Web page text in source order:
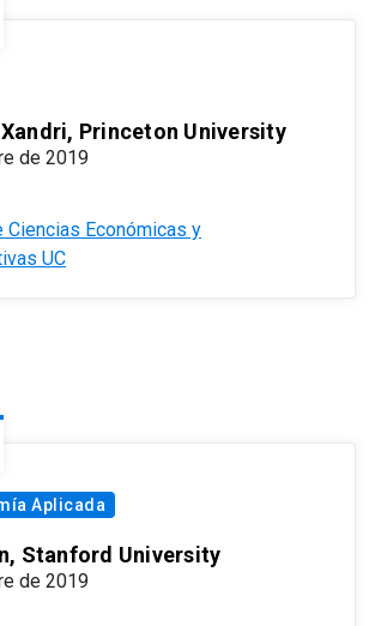
Princeton University
de 2019
Ciencias Económicas y
UC
Aplicada
Stanford University
de 2019